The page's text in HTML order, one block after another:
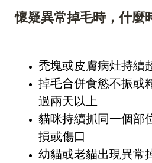
懷疑異常掉毛時，什麼
禿塊或皮膚病灶持續
掉毛合併食慾不振或
過兩天以上
貓咪持續抓同一個部
損或傷口
幼貓或老貓出現異常